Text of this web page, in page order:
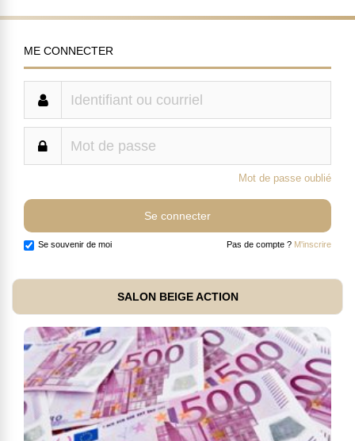
ME CONNECTER
Mot de passe oublié
Se souvenir de moi Pas de compte ? M'inscrire
SALON BEIGE ACTION